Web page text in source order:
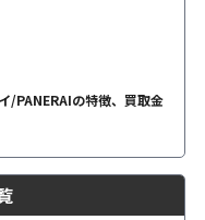
/PANERAIの特徴、買取金